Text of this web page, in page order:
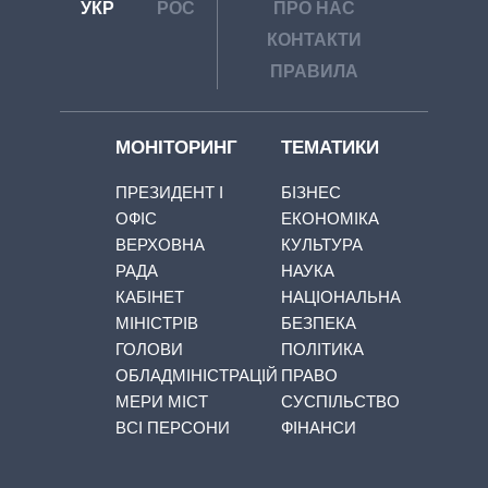
УКР РОС
ПРО НАС
КОНТАКТИ
ПРАВИЛА
МОНІТОРИНГ
ПРЕЗИДЕНТ І
ОФІС
ВЕРХОВНА
РАДА
КАБІНЕТ
МІНІСТРІВ
ГОЛОВИ
ОБЛАДМІНІСТРАЦІЙ
МЕРИ МІСТ
ВСІ ПЕРСОНИ
ТЕМАТИКИ
БІЗНЕС
ЕКОНОМІКА
КУЛЬТУРА
НАУКА
НАЦІОНАЛЬНА
БЕЗПЕКА
ПОЛІТИКА
ПРАВО
СУСПІЛЬСТВО
ФІНАНСИ